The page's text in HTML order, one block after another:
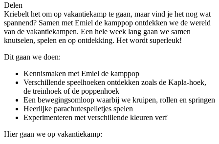
Delen
Kriebelt het om op vakantiekamp te gaan, maar vind je het nog wat
spannend? Samen met Emiel de kamppop ontdekken we de wereld
van de vakantiekampen. Een hele week lang gaan we samen
knutselen, spelen en op ontdekking. Het wordt superleuk!
Dit gaan we doen:
Kennismaken met Emiel de kamppop
Verschillende speelhoeken ontdekken zoals de Kapla-hoek,
de treinhoek of de poppenhoek
Een bewegingsomloop waarbij we kruipen, rollen en springen
Heerlijke parachutespelletjes spelen
Experimenteren met verschillende kleuren verf
Hier gaan we op vakantiekamp: